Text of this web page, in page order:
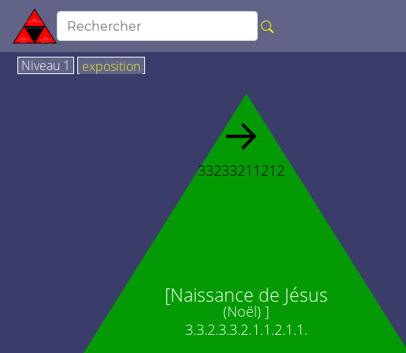
Niveau 1 exposition
[Naissance de Jésus
(Noël) ]
3.3.2.3.3.2.1.1.2.1.1.
→
33233211212